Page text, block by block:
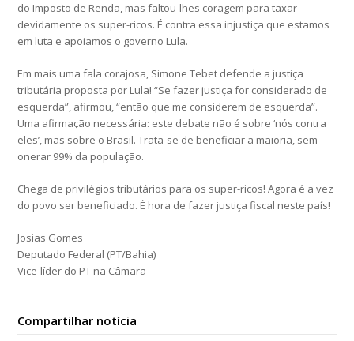
do Imposto de Renda, mas faltou-lhes coragem para taxar
devidamente os super-ricos. É contra essa injustiça que estamos
em luta e apoiamos o governo Lula.
Em mais uma fala corajosa, Simone Tebet defende a justiça
tributária proposta por Lula! “Se fazer justiça for considerado de
esquerda”, afirmou, “então que me considerem de esquerda”.
Uma afirmação necessária: este debate não é sobre ‘nós contra
eles’, mas sobre o Brasil. Trata-se de beneficiar a maioria, sem
onerar 99% da população.
Chega de privilégios tributários para os super-ricos! Agora é a vez
do povo ser beneficiado. É hora de fazer justiça fiscal neste país!
Josias Gomes
Deputado Federal (PT/Bahia)
Vice-líder do PT na Câmara
Compartilhar notícia